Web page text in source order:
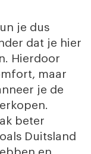
je dus
dat je hier
Hierdoor
maar
je de
beter
Duitsland